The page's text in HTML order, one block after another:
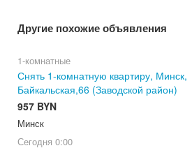
Другие похожие объявления
1-комнатные
Снять 1-комнатную квартиру, Минск,
Байкальская,66 (Заводской район)
957 BYN
Минск
Сегодня 0:00